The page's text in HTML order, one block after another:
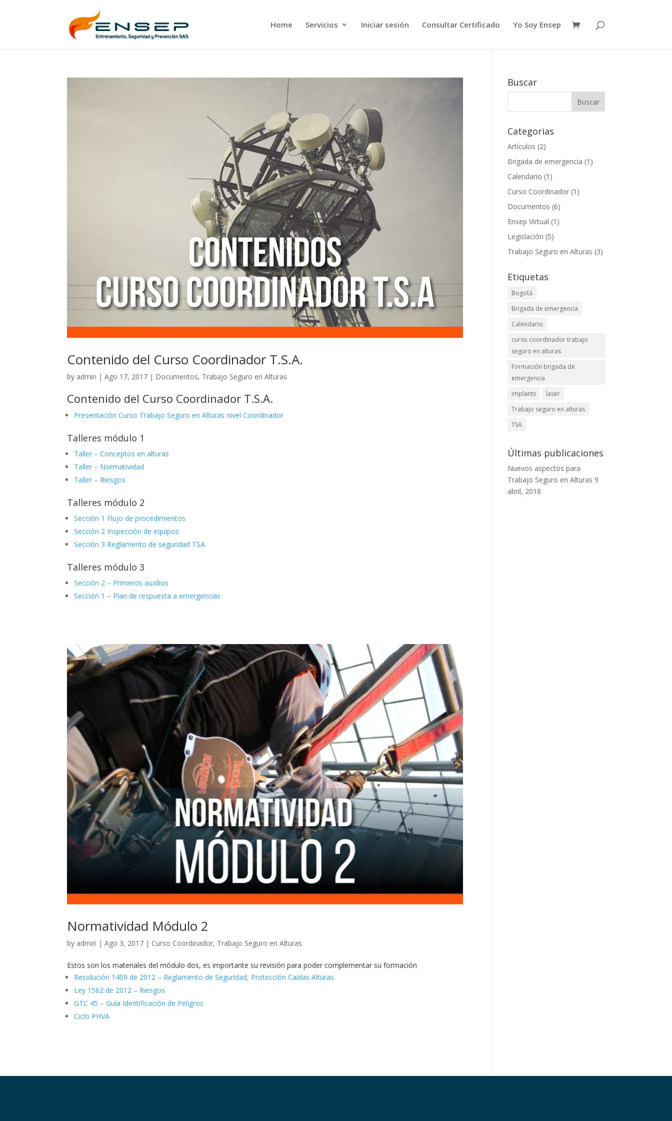
Home Servicios Iniciar sesión Consultar Certificado Yo Soy Ensep
Contenido del Curso Coordinador T.S.A.
by admin |Ago 17, 2017 | Documentos, Trabajo Seguro en Alturas
Contenido del Curso Coordinador T.S.A.
Presentación Curso Trabajo Seguro en Alturas nivel Coordinador
Talleres módulo 1
Taller – Conceptos en alturas
Taller – Normatividad
Taller – Riesgos
Talleres módulo 2
Sección 1 Flujo de procedimientos
Sección 2 Inspección de equipos
Sección 3 Reglamento de seguridad TSA
Talleres módulo 3
Sección 2 – Primeros auxilios
Sección 1 – Plan de respuesta a emergencias
Normatividad Módulo 2
by admin |Ago 3, 2017 | Curso Coordinador, Trabajo Seguro en Alturas
Estos son los materiales del módulo dos, es importante su revisión para poder complementar su formación
Resolución 1409 de 2012 – Reglamento de Seguridad, Protección Caídas Alturas
Ley 1562 de 2012 – Riesgos
GTC 45 – Guía Identificación de Peligros
Ciclo PHVA
Buscar
Categorias
Artículos (2)
Brigada de emergencia (1)
Calendario (1)
Curso Coordinador (1)
Documentos (6)
Ensep Virtual (1)
Legislación (5)
Trabajo Seguro en Alturas (3)
Etiquetas
Bogotá
Brigada de emergencia
Calendario
curso coordinador trabajo
seguro en alturas
Formación brigada de
emergencia
implants
laser
Trabajo seguro en alturas
TSA
Últimas publicaciones
Nuevos aspectos para
Trabajo Seguro en Alturas 9
abril, 2018